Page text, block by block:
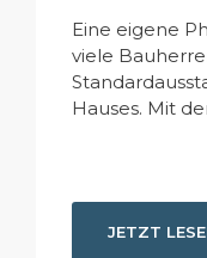
Eine eigene
viele
Hauses. Mit
JETZT